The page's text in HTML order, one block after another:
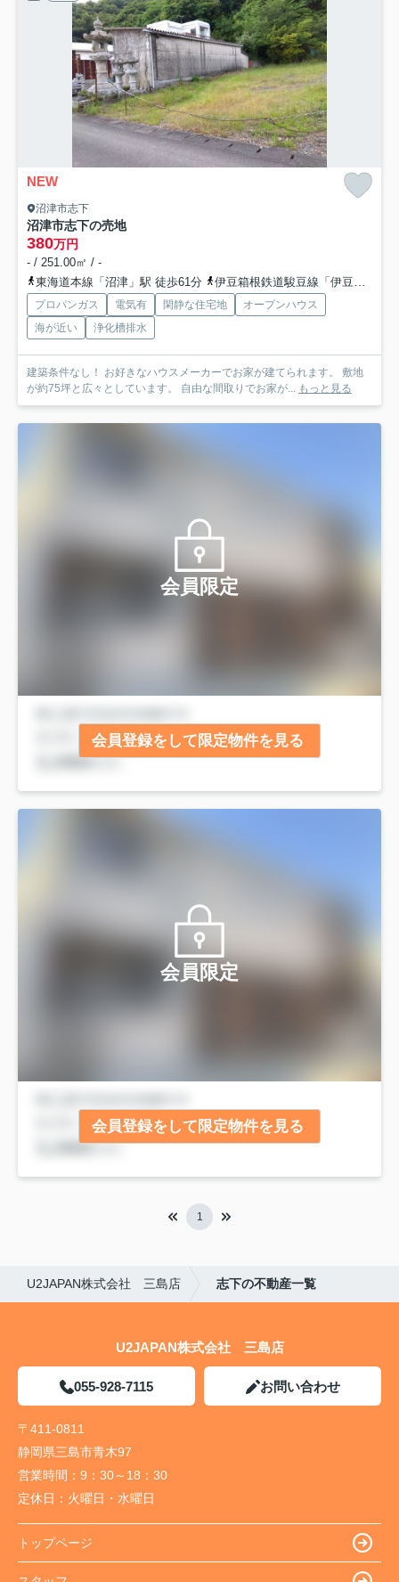
NEW
沼津市志下
沼津市志下の売地
380万円
- / 251.00㎡ / -
東海道本線「沼津」駅 徒歩61分
伊豆箱根鉄道駿豆線「伊豆長岡」駅 徒歩99分
プロパンガス 電気有 閑静な住宅地
オープンハウス
海が近い
浄化槽排水
建築条件なし！ お好きなハウスメーカーでお家が建てられます。 敷地
が約75坪と広々としています。 自由な間取りでお家が... もっと見る
会員限定
会員登録をして限定物件を見る
会員限定
会員登録をして限定物件を見る
1
U2JAPAN株式会社 三島店 志下の不動産一覧
U2JAPAN株式会社 三島店
055-928-7115 お問い合わせ
〒411-0811
静岡県三島市青木97
営業時間： 9：30～18：30
定休日： 火曜日・水曜日
トップページ